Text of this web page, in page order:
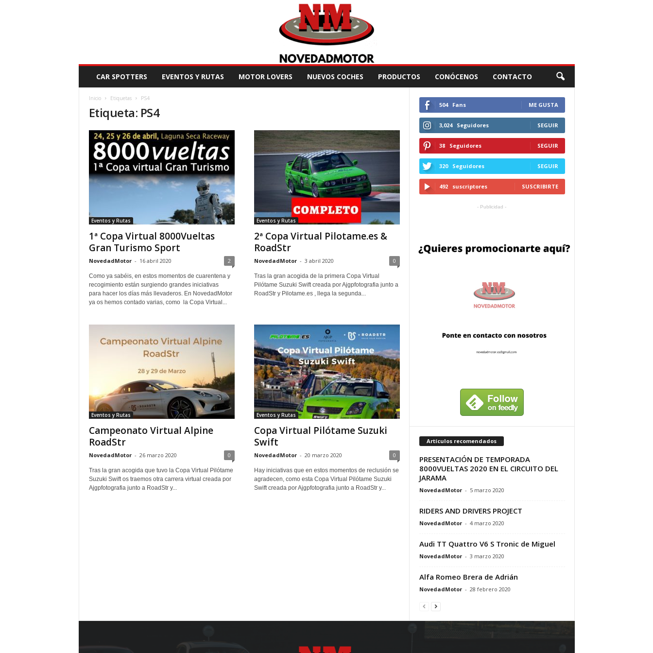
V
CAR SPOTTERS EVENTOS Y RUTAS MOTOR LOVERS NUEVOS COCHES PRODUCTOS CONÓCENOS CONTACTO
Inicio Etiquetas PS4
Etiqueta: PS4
Eventos y Rutas
1ª Copa Virtual 8000Vueltas
Gran Turismo Sport
NovedadMotor - 16 abril 2020 2
Como ya sabéis, en estos momentos de cuarentena y
recogimiento están surgiendo grandes iniciativas
para hacer los días más llevaderos. En NovedadMotor
ya os hemos contado varias, como la Copa Virtual...
Eventos y Rutas
2ª Copa Virtual Pilotame.es &
RoadStr
NovedadMotor - 3 abril 2020 0
Tras la gran acogida de la primera Copa Virtual
Pilótame Suzuki Swift creada por Ajgpfotografia junto a
RoadStr y Pilotame.es , llega la segunda...
Eventos y Rutas
Campeonato Virtual Alpine
RoadStr
NovedadMotor - 26 marzo 2020 0
Tras la gran acogida que tuvo la Copa Virtual Pilótame
Suzuki Swift os traemos otra carrera virtual creada por
Ajgpfotografia junto a RoadStr y...
Eventos y Rutas
Copa Virtual Pilótame Suzuki
Swift
NovedadMotor - 20 marzo 2020 0
Hay iniciativas que en estos momentos de reclusión se
agradecen, como esta Copa Virtual Pilótame Suzuki
Swift creada por Ajgpfotografia junto a RoadStr y...
504 Fans ME GUSTA
3,024 Seguidores SEGUIR
38 Seguidores SEGUIR
320 Seguidores SEGUIR
492 suscriptores SUSCRIBIRTE
- Publicidad -
Artículos recomendados
PRESENTACIÓN DE TEMPORADA
8000VUELTAS 2020 EN EL CIRCUITO DEL
JARAMA
NovedadMotor - 5 marzo 2020
RIDERS AND DRIVERS PROJECT
NovedadMotor - 4 marzo 2020
Audi TT Quattro V6 S Tronic de Miguel
NovedadMotor - 3 marzo 2020
Alfa Romeo Brera de Adrián
NovedadMotor - 28 febrero 2020